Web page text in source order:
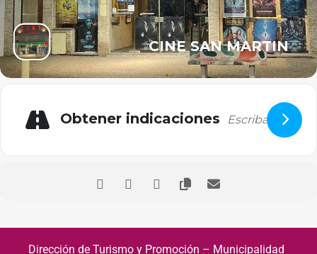
CINE SAN MARTIN
Obtener indicaciones
Dirección de Turismo y Promoción – Municipalidad